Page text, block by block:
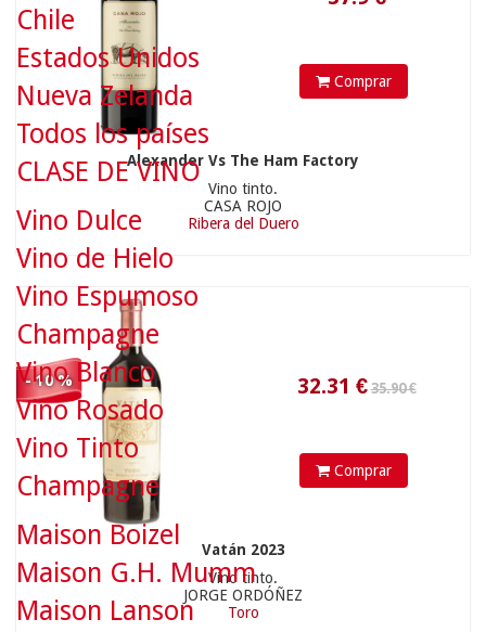
Comprar
Alexander Vs The Ham Factory
Vino tinto.
CASA ROJO
Ribera del Duero
- 10 %
32.31€
Comprar
Vatán 2023
Vino tinto.
JORGE ORDÓÑEZ
Toro
Chile
Estados Unidos
Nueva Zelanda
Todos los países
CLASE DE VINO
Vino Dulce
Vino de Hielo
Vino Espumoso
Champagne
Vino Blanco
Vino Rosado
Vino Tinto
Champagne
Maison Boizel
Maison G.H. Mumm
Maison Lanson